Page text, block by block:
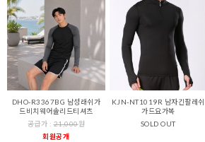
DHO-R3367BG 남성래쉬가
드비치웨어솔리드티셔츠
공급가 :21,000원
회원공개
KJN-NT1019R 남자긴팔레쉬
가드요가복
SOLD OUT